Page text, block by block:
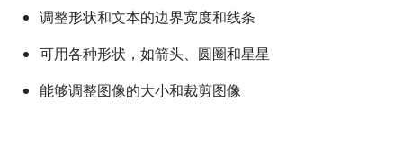
调整形状和文本的边界宽度和线条
可用各种形状，如箭头、圆圈和星星
能够调整图像的大小和裁剪图像